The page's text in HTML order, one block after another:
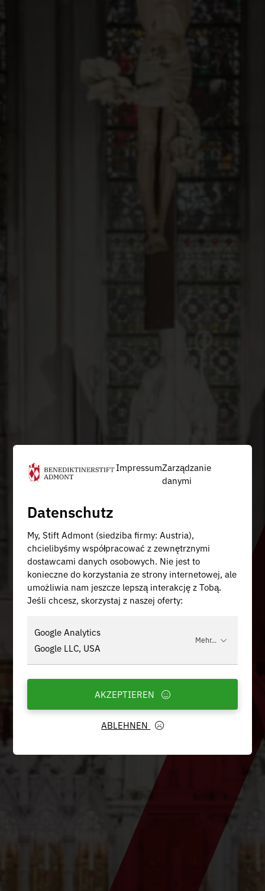
ImpressumZarządzanie
danymi
Datenschutz
My, Stift Admont (siedziba firmy: Austria),
chcielibyśmy współpracować z zewnętrznymi
dostawcami danych osobowych. Nie jest to
konieczne do korzystania ze strony internetowej, ale
umożliwia nam jeszcze lepszą interakcję z Tobą.
Jeśli chcesz, skorzystaj z naszej oferty:
Google Analytics
Google LLC, USA
Mehr...
ABLEHNEN
AKZEPTIEREN